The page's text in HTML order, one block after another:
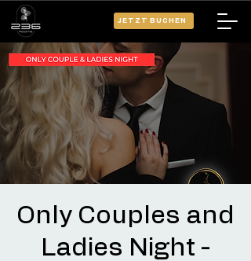
JETZT BUCHEN
Only Couples and
Ladies Night -